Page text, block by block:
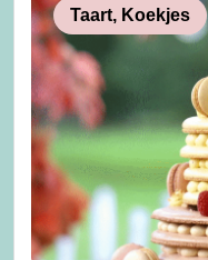
Taart, Koekjes